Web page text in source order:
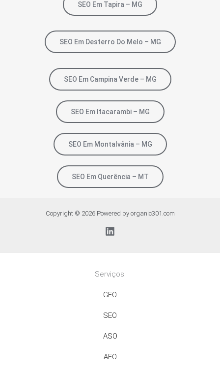
SEO Em Tapira – MG
SEO Em Desterro Do Melo – MG
SEO Em Campina Verde – MG
SEO Em Itacarambi – MG
SEO Em Montalvânia – MG
SEO Em Querência – MT
Copyright © 2026 Powered by organic301.com
Serviços:
GEO
SEO
ASO
AEO